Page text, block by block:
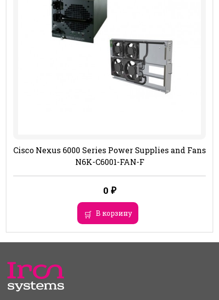
Cisco Nexus 6000 Series Power Supplies and Fans
N6K-C6001-FAN-F
0 ₽
В корзину